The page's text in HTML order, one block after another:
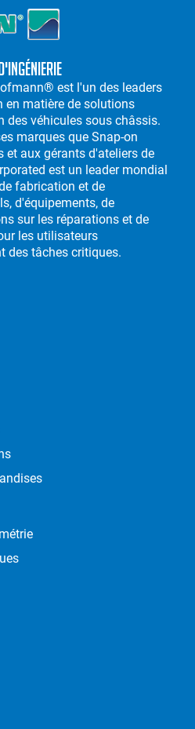
est l'un des leaders
matière de solutions
des véhicules sous châssis.
marques que Snap-on
et aux gérants d'ateliers de
est un leader mondial
fabrication et de
d'équipements, de
sur les réparations et de
les utilisateurs
des tâches critiques.